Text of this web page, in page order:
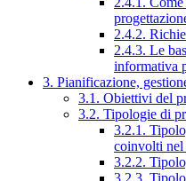
2.4.2.
2.4.3. Le
informativa
3. Pianificazione,
3.1. Obiettivi del
3.2. Tipologie di
3.2.1.
coinvolti nel
3.2.2.
3.2.3.